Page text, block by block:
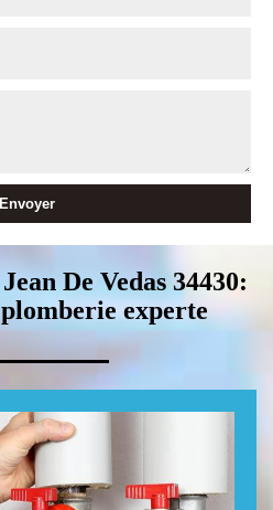
De Vedas 34430:
experte